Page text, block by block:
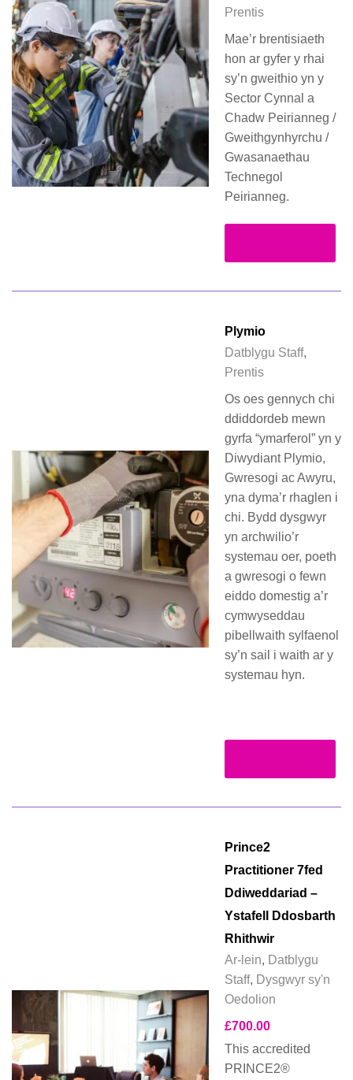
Prentis
Mae’r brentisiaeth
hon ar gyfer y rhai
sy’n gweithio yn y
Sector Cynnal a
Chadw Peirianneg /
Gweithgynhyrchu /
Gwasanaethau
Technegol
Peirianneg.
Plymio
Datblygu Staff,
Prentis
Os oes gennych chi
ddiddordeb mewn
gyrfa “ymarferol” yn y
Diwydiant Plymio,
Gwresogi ac Awyru,
yna dyma’r rhaglen i
chi. Bydd dysgwyr
yn archwilio’r
systemau oer, poeth
a gwresogi o fewn
eiddo domestig a’r
cymwyseddau
pibellwaith sylfaenol
sy’n sail i waith ar y
systemau hyn.
Prince2
Practitioner 7fed
Ddiweddariad –
Ystafell Ddosbarth
Rhithwir
Ar-lein, Datblygu
Staff, Dysgwyr sy'n
Oedolion
£700.00
This accredited
PRINCE2®